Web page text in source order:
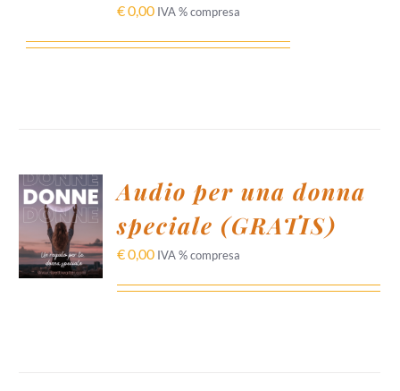
€0,00 IVA % compresa
AGGIUNGI
AL
CARRELLO
/
DETTAGLI
Audio per una donna
speciale (GRATIS)
€0,00 IVA % compresa